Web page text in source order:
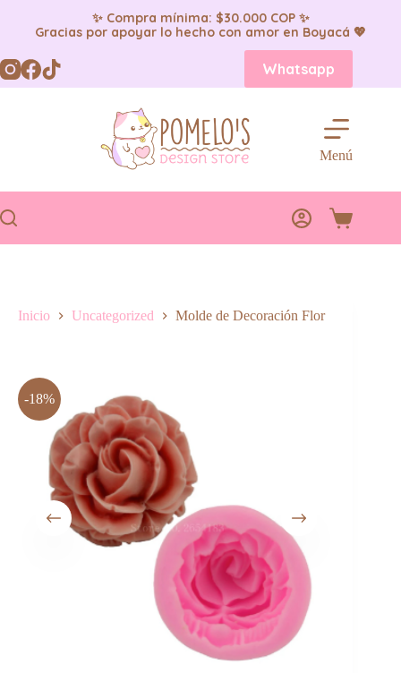
✨ Compra mínima: $30.000 COP ✨
Gracias por apoyar lo hecho con amor en Boyacá 💖
Saltar
al
contenido
Whatsapp
Menú
Carro
Inicio Uncategorized Molde de Decoración Flor
-18%